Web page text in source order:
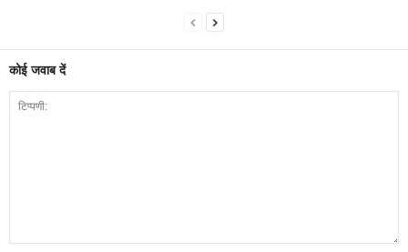
कोई जवाब दें